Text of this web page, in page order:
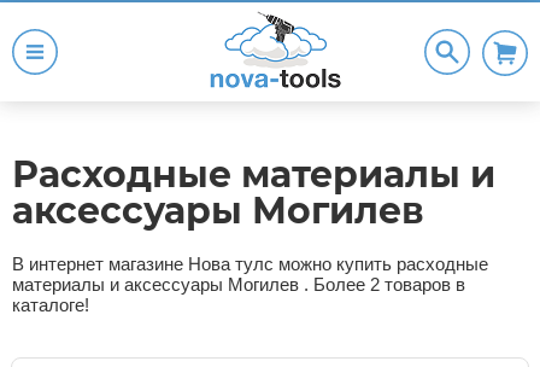
Расходные материалы и
аксессуары Могилев
В интернет магазине Нова тулс можно купить расходные
материалы и аксессуары Могилев . Более 2 товаров в
каталоге!